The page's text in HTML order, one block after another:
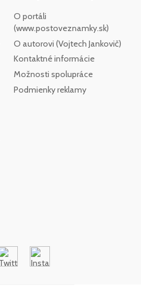
O portáli
(www.postoveznamky.sk)
O autorovi (Vojtech Jankovič)
Kontaktné informácie
Možnosti spolupráce
Podmienky reklamy